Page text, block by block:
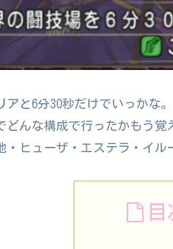
アと6分30秒だけでいっかな。
どんな構成で行ったかもう覚
・ヒューザ・エステラ・イル
目